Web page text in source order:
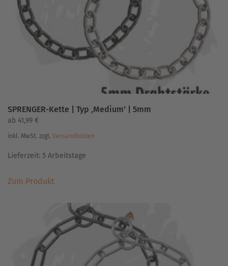
SPRENGER-Kette | Typ ‚Medium‘ | 5mm
ab 41,99 €
inkl. MwSt. zzgl. Versandkosten
Lieferzeit: 5 Arbeitstage
Zum ProduktProdukt
mehrere
Varianten
auf.
Die